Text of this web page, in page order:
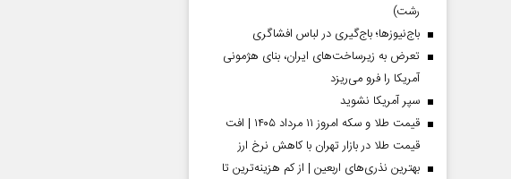
رشت)
باج‌نیوزها؛ باج‌گیری در لباس افشاگری
تعرض به زیرساخت‌های ایران، بنای هژمونی
آمریکا را فرو می‌ریزد
سپر آمریکا نشوید
قیمت طلا و سکه امروز ۱۱ مرداد ۱۴۰۵ | افت
قیمت طلا در بازار تهران با کاهش نرخ ارز
بهترین نذری‌های اربعین | از کم هزینه‌ترین تا